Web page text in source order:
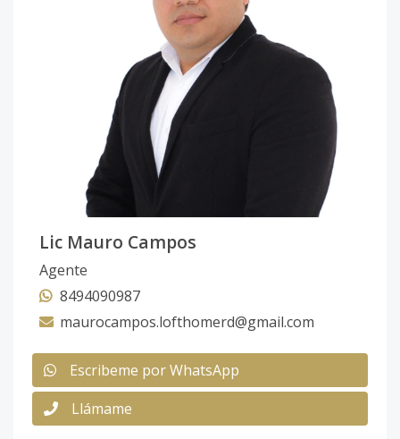
Lic Mauro Campos
Agente
8494090987
maurocampos.lofthomerd@gmail.com
Escribeme por WhatsApp
Llámame